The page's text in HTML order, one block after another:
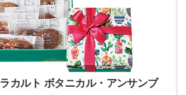
カルト ボタニカル・アンサンブ